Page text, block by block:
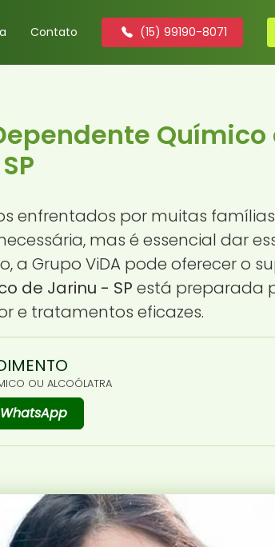
Contato (15) 99190-8071
Químico
enfrentados por muitas
mas é essencial dar
Grupo ViDA pode oferecer o
de Jarinu - SP está preparada
e tratamentos eficazes.
OU ALCOÓLATRA